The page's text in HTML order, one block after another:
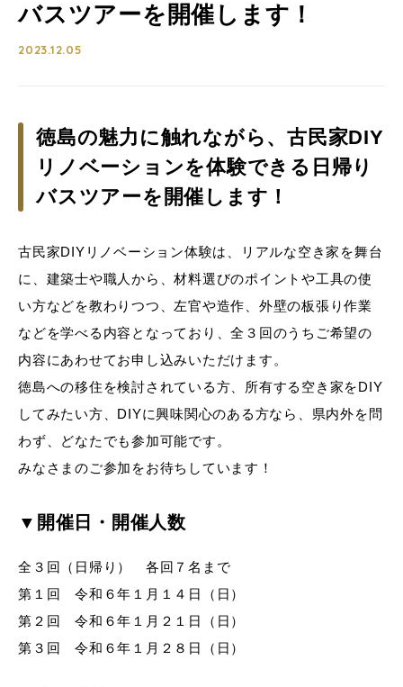
バスツアーを開催します！
2023.12.05
徳島の魅力に触れながら、古民家DIY
リノベーションを体験できる日帰り
バスツアーを開催します！
古民家DIYリノベーション体験は、リアルな空き家を舞台
に、建築士や職人から、材料選びのポイントや工具の使
い方などを教わりつつ、左官や造作、外壁の板張り作業
などを学べる内容となっており、全３回のうちご希望の
内容にあわせてお申し込みいただけます。
徳島への移住を検討されている方、所有する空き家をDIY
してみたい方、DIYに興味関心のある方なら、県内外を問
わず、どなたでも参加可能です。
みなさまのご参加をお待ちしています！
▼開催日・開催人数
全３回（日帰り） 各回７名まで
第１回 令和６年１月１４日（日）
第２回 令和６年１月２１日（日）
第３回 令和６年１月２８日（日）